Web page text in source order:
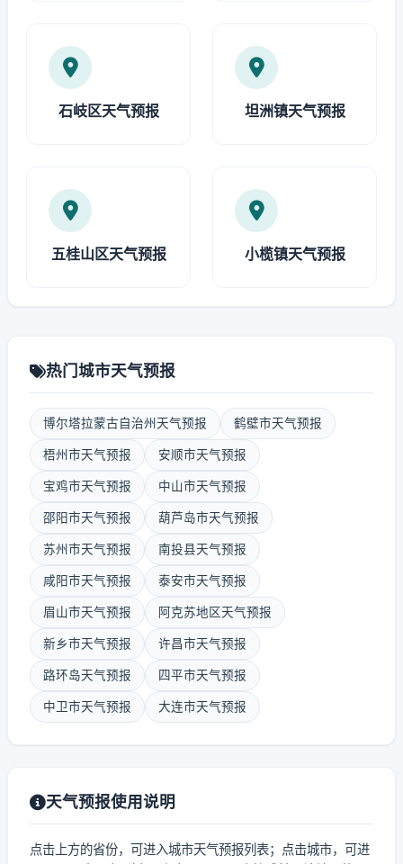
石岐区天气预报 坦洲镇天气预报
五桂山区天气预报 小榄镇天气预报
热门城市天气预报
博尔塔拉蒙古自治州天气预报 鹤壁市天气预报
梧州市天气预报 安顺市天气预报
宝鸡市天气预报 中山市天气预报
邵阳市天气预报 葫芦岛市天气预报
苏州市天气预报 南投县天气预报
咸阳市天气预报 泰安市天气预报
眉山市天气预报 阿克苏地区天气预报
新乡市天气预报 许昌市天气预报
路环岛天气预报 四平市天气预报
中卫市天气预报 大连市天气预报
天气预报使用说明
点击上方的省份，可进入城市天气预报列表；点击城市，可进